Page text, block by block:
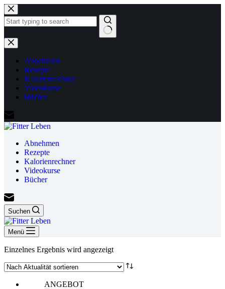
Zum
Inhalt
springen
Keine
Ergebnisse
Abnehmen
Rezepte
Kalorienrechner
Videokurse
Bücher
Abnehmen
Rezepte
Kalorienrechner
Videokurse
Bücher
Suchen
Menü
Einzelnes Ergebnis wird angezeigt
ANGEBOT